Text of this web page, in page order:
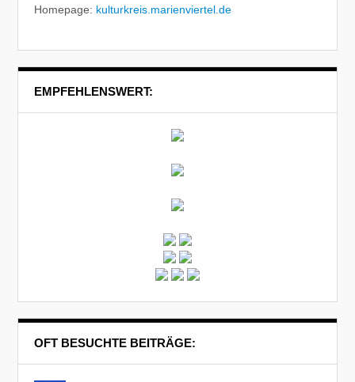
Homepage: kulturkreis.marienviertel.de
EMPFEHLENSWERT:
OFT BESUCHTE BEITRÄGE: